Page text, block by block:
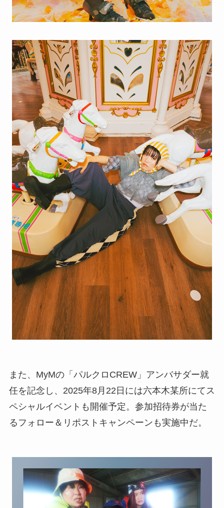
また、MyMの「パルクロCREW」アンバサダー就
任を記念し、2025年8月22日には六本木某所にてス
ペシャルイベントも開催予定。参加招待券が当た
るフォロー＆リポストキャンペーンも実施中だ。